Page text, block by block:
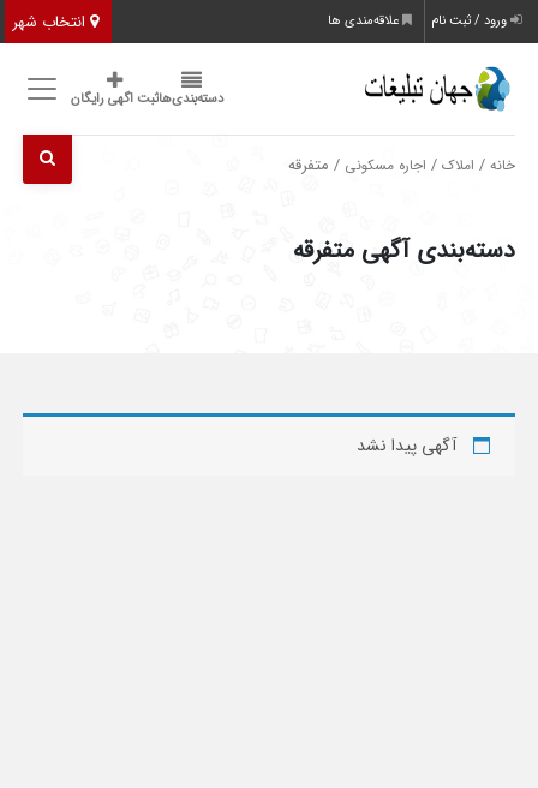
انتخاب شهر ورود / ثبت نام علاقه‌مندی ها
دسته‌بندی‌هاثبت اگهی رایگان
خانه / املاک / اجاره مسکونی / متفرقه
دسته‌بندی آگهی متفرقه
آگهی پیدا نشد